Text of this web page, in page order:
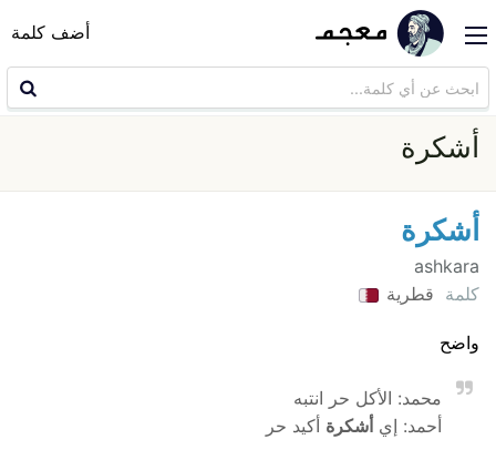
أضف كلمة
أشكرة
أشكرة
ashkara
كلمة قطرية
واضح
محمد: الأكل حر انتبه
أحمد: إي أشكرة أكيد حر